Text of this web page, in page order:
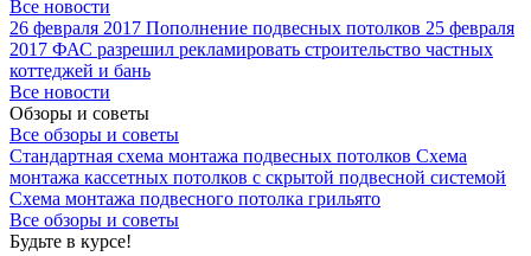
Все новости
26 февраля 2017 Пополнение подвесных потолков 25 февраля
2017 ФАС разрешил рекламировать строительство частных
коттеджей и бань
Все новости
Обзоры и советы
Все обзоры и советы
Стандартная схема монтажа подвесных потолков Схема
монтажа кассетных потолков с скрытой подвесной системой
Схема монтажа подвесного потолка грильято
Все обзоры и советы
Будьте в курсе!